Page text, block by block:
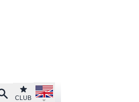
SearchClub
CLUB
Open language menu